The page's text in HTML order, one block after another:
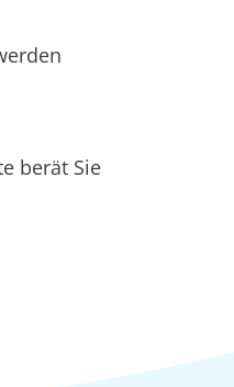
berät Sie